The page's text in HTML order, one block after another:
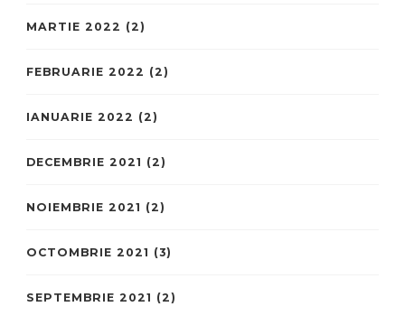
MARTIE 2022 (2)
FEBRUARIE 2022 (2)
IANUARIE 2022 (2)
DECEMBRIE 2021 (2)
NOIEMBRIE 2021 (2)
OCTOMBRIE 2021 (3)
SEPTEMBRIE 2021 (2)